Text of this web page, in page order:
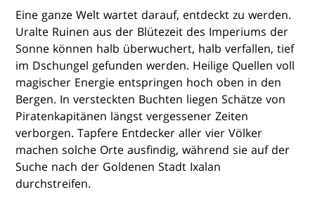
Eine ganze Welt wartet darauf, entdeckt zu werden.
Uralte Ruinen aus der Blütezeit des Imperiums der
Sonne können halb überwuchert, halb verfallen, tief
im Dschungel gefunden werden. Heilige Quellen voll
magischer Energie entspringen hoch oben in den
Bergen. In versteckten Buchten liegen Schätze von
Piratenkapitänen längst vergessener Zeiten
verborgen. Tapfere Entdecker aller vier Völker
machen solche Orte ausfindig, während sie auf der
Suche nach der Goldenen Stadt Ixalan
durchstreifen.